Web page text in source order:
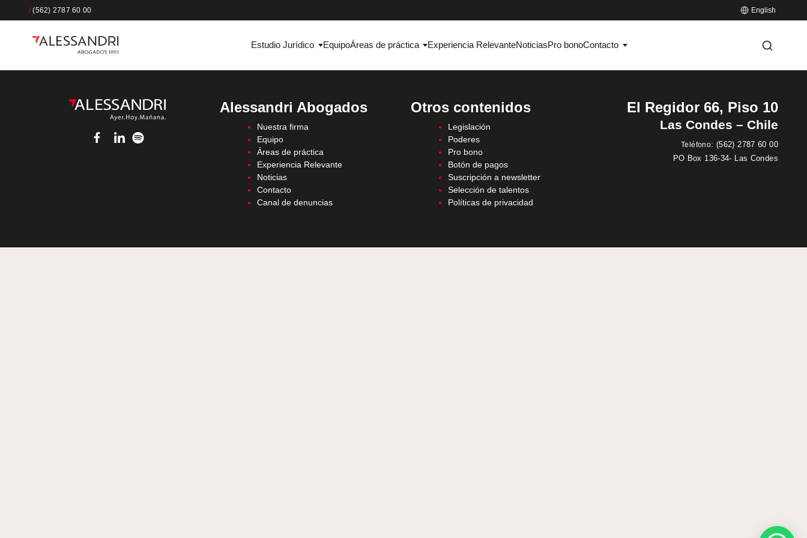
/(562) 2787 60 00 English
Estudio Jurídico EquipoÁreas de práctica Experiencia RelevanteNoticiasPro bonoContacto
Alessandri Abogados
Nuestra firma
Equipo
Áreas de práctica
Experiencia Relevante
Noticias
Contacto
Canal de denuncias
Otros contenidos
Legislación
Poderes
Pro bono
Botón de pagos
Suscripción a newsletter
Selección de talentos
Políticas de privacidad
El Regidor 66, Piso 10
Las Condes – Chile
Teléfono: (562) 2787 60 00
PO Box 136-34- Las Condes